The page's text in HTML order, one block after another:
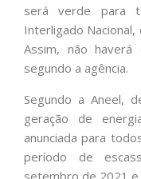
será verde para
Interligado
Assim, não
segundo a agência.
Segundo a Aneel,
geração de
anunciada para
período de
setembro de 2021 e